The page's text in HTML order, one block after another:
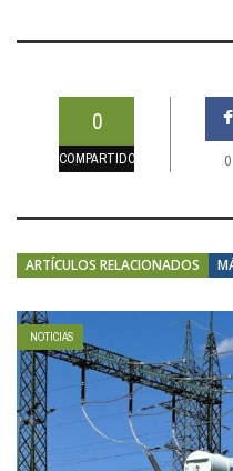
0
COMPARTIDOS 0
ARTÍCULOS RELACIONADOS
NOTICIAS